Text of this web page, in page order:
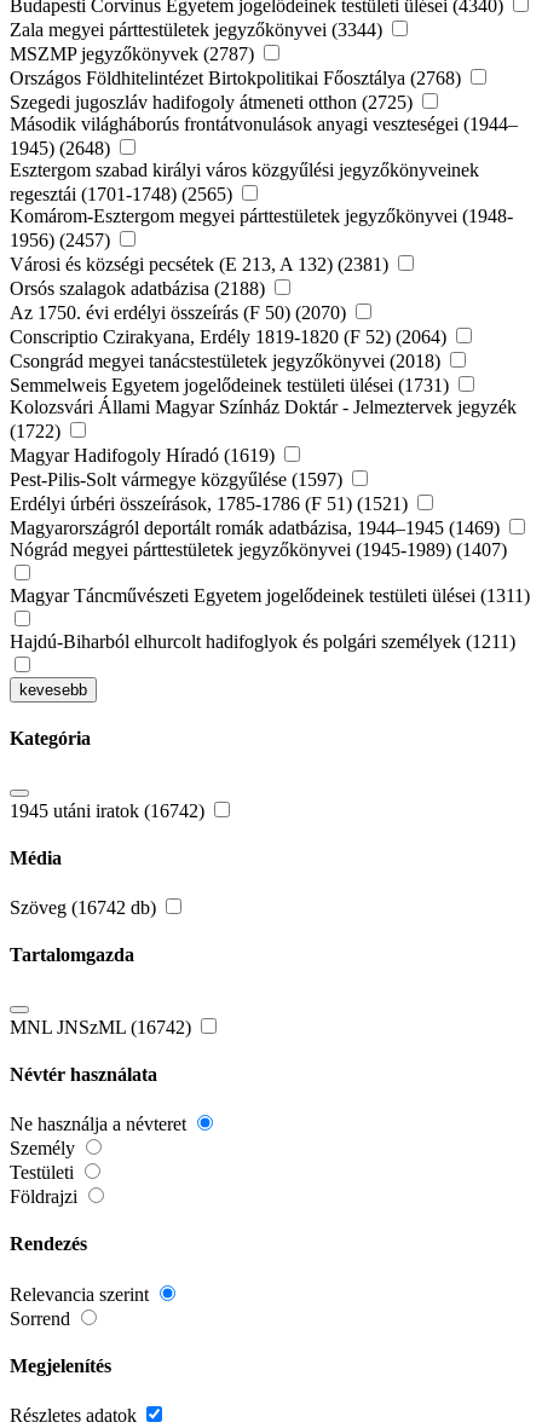
Budapesti Corvinus Egyetem jogelődeinek testületi ülései (4340)
Zala megyei párttestületek jegyzőkönyvei (3344)
MSZMP jegyzőkönyvek (2787)
Országos Földhitelintézet Birtokpolitikai Főosztálya (2768)
Szegedi jugoszláv hadifogoly átmeneti otthon (2725)
Második világháborús frontátvonulások anyagi veszteségei (1944–
1945) (2648)
Esztergom szabad királyi város közgyűlési jegyzőkönyveinek
regesztái (1701-1748) (2565)
Komárom-Esztergom megyei párttestületek jegyzőkönyvei (1948-
1956) (2457)
Városi és községi pecsétek (E 213, A 132) (2381)
Orsós szalagok adatbázisa (2188)
Az 1750. évi erdélyi összeírás (F 50) (2070)
Conscriptio Czirakyana, Erdély 1819-1820 (F 52) (2064)
Csongrád megyei tanácstestületek jegyzőkönyvei (2018)
Semmelweis Egyetem jogelődeinek testületi ülései (1731)
Kolozsvári Állami Magyar Színház Doktár - Jelmeztervek jegyzék
(1722)
Magyar Hadifogoly Híradó (1619)
Pest-Pilis-Solt vármegye közgyűlése (1597)
Erdélyi úrbéri összeírások, 1785-1786 (F 51) (1521)
Magyarországról deportált romák adatbázisa, 1944–1945 (1469)
Nógrád megyei párttestületek jegyzőkönyvei (1945-1989) (1407)
Magyar Táncművészeti Egyetem jogelődeinek testületi ülései (1311)
Hajdú-Biharból elhurcolt hadifoglyok és polgári személyek (1211)
kevesebb
Kategória
1945 utáni iratok (16742)
Média
Szöveg (16742 db)
Tartalomgazda
MNL JNSzML (16742)
Névtér használata
Ne használja a névteret
Személy
Testületi
Földrajzi
Rendezés
Relevancia szerint
Sorrend
Megjelenítés
Részletes adatok